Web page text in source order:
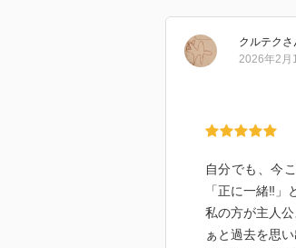
クルテク さ
2026年2月
自分でも、今
「正に一緒‼︎」
私の方が主人
ぁと過去を思